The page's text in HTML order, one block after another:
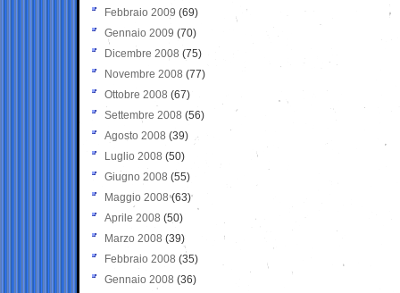
Febbraio 2009 (69)
Gennaio 2009 (70)
Dicembre 2008 (75)
Novembre 2008 (77)
Ottobre 2008 (67)
Settembre 2008 (56)
Agosto 2008 (39)
Luglio 2008 (50)
Giugno 2008 (55)
Maggio 2008(63)
Aprile 2008 (50)
Marzo 2008 (39)
Febbraio 2008 (35)
Gennaio 2008 (36)